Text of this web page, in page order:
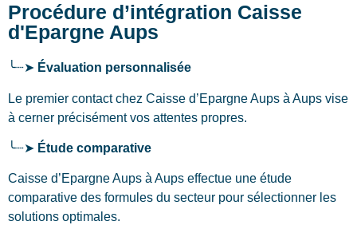
Procédure d’intégration Caisse
d'Epargne Aups
╰┈➤ Évaluation personnalisée
Le premier contact chez Caisse d’Epargne Aups à Aups vise
à cerner précisément vos attentes propres.
╰┈➤ Étude comparative
Caisse d’Epargne Aups à Aups effectue une étude
comparative des formules du secteur pour sélectionner les
solutions optimales.